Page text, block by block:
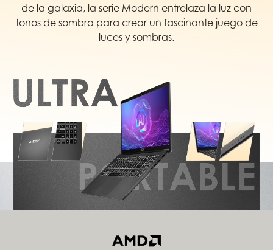
de la galaxia, la serie Modern entrelaza la luz con
tonos de sombra para crear un fascinante juego de
luces y sombras.